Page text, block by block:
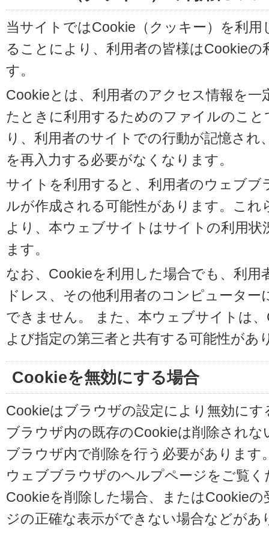
当サイトではCookie（クッキー）を利
ることにより、利用者の皆様はCookie
す。
Cookieとは、利用者のアクセス情報を
たときに利用するためのファイルのこ
り、利用者のサイトでの行動が記憶さ
を再入力する必要がなくなります。
サイトを利用すると、利用者のウェブ
ルが作成される可能性があります。こ
より、本ウェブサイトはサイトの利用
ます。
なお、Cookieを利用した場合でも、利用
ドレス、その他利用者のコンピュータ
できません。 また、本ウェブサイトは
よび指定の第三者と共有する可能性があ
Cookieを無効にする場合
Cookieはブラウザの設定により無効に
ブラウザ内の既存のCookieは削除され
ブラウザ内で削除を行う必要があります
ウェブブラウザのヘルプページをご覧く
Cookieを削除した場合、またはCookie
ジの正確な表示ができない場合などが